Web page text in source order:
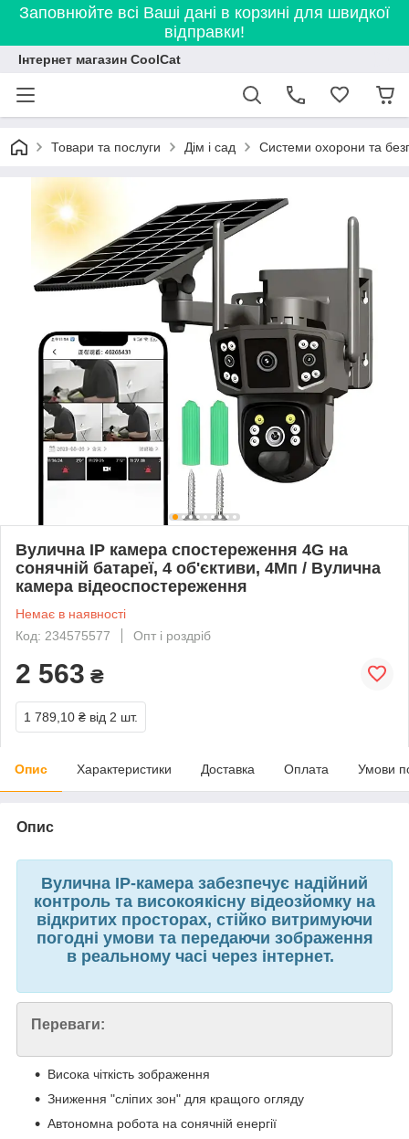
Заповнюйте всі Ваші дані в корзині для швидкої
відправки!
Інтернет магазин CoolCat
Товари та послуги Дім і сад Системи охорони та
Вулична IP камера спостереження 4G на
сонячній батареї, 4 об'єктиви, 4Мп / Вулична
камера відеоспостереження
Немає в наявності
Код: 234575577
Опт і роздріб
2 563 ₴
1 789,10 ₴ від 2 шт.
Опис Характеристики Доставка Оплата Умови
Опис
Вулична IP-камера забезпечує надійний
контроль та високоякісну відеозйомку на
відкритих просторах, стійко витримуючи
погодні умови та передаючи зображення
в реальному часі через інтернет.
Переваги:
Висока чіткість зображення
Зниження "сліпих зон" для кращого огляду
Автономна робота на сонячній енергії